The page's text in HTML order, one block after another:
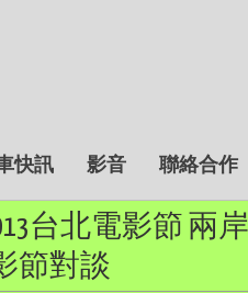
快訊 影音 聯絡合作
2013台北電影節
節對談